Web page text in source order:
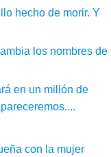
hecho de morir. Y
los nombres de
en un millón de
con la mujer